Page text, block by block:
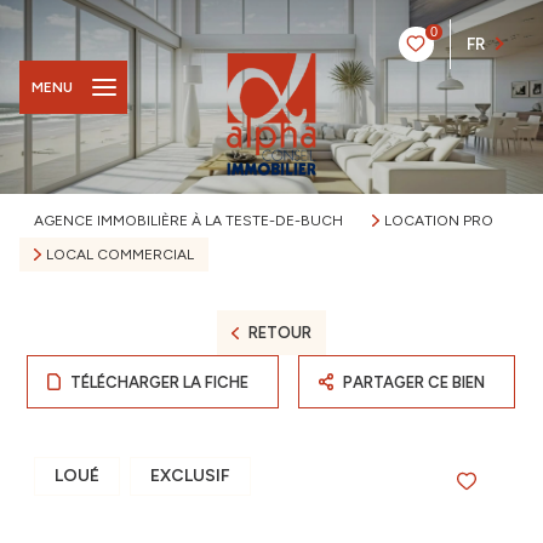
0
FR
MENU
AGENCE IMMOBILIÈRE À LA TESTE-DE-BUCH
LOCATION PRO
LOCAL COMMERCIAL
RETOUR
TÉLÉCHARGER LA FICHE PARTAGER CE BIEN
LOUÉ EXCLUSIF